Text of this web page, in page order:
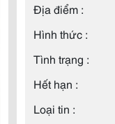
Địa điểm :
Hình thức :
Tình trạng :
Hết hạn :
Loại tin :